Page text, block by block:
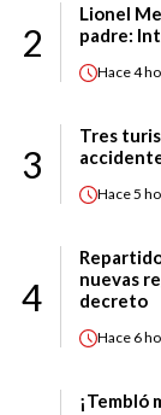
2
Lionel
padre:
Hace4
3
Tres
Hace5
4
nuevas
decreto
Hace 6
¡Tembló